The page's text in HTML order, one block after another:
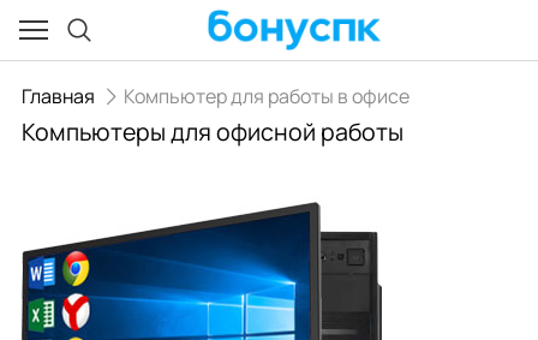
Главная Компьютер для работы в офисе
Компьютеры для офисной работы